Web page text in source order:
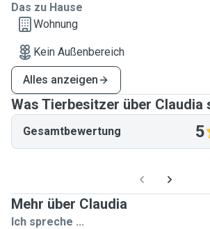
Das zu Hause
Wohnung
Kein Außenbereich
Alles anzeigen
Was Tierbesitzer über Claudia
Gesamtbewertung 5
Mehr über Claudia
Ich spreche ...